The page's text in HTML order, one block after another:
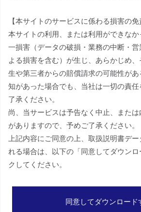
【本サイトのサービスに係わる損害の免
本サイトの利用、または利用ができな
一損害（データの破損・業務の中断・
よる損害を含む）が生じ、あらかじめ
生や第三者からの賠償請求の可能性が
知があった場合でも、当社は一切の責
了承ください。
尚、当サービスは予告なく中止、また
がありますので、予めご了承ください。
上記内容にご同意の上、取扱説明書デ
れる場合は、以下の「同意してダウン
クしてください。
同意してダウンロード